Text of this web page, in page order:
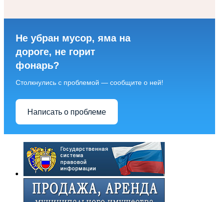
Не убран мусор, яма на
дороге, не горит
фонарь?
Столкнулись с проблемой — сообщите о ней!
Написать о проблеме